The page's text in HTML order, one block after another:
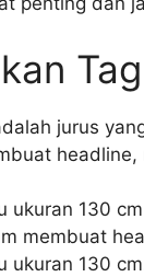
jurus
ukuran 130
membuat
ukuran 130